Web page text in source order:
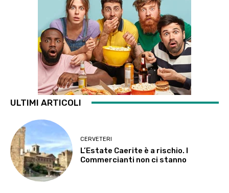
ULTIMI ARTICOLI
CERVETERI
L’Estate Caerite è a rischio. I
Commercianti non ci stanno